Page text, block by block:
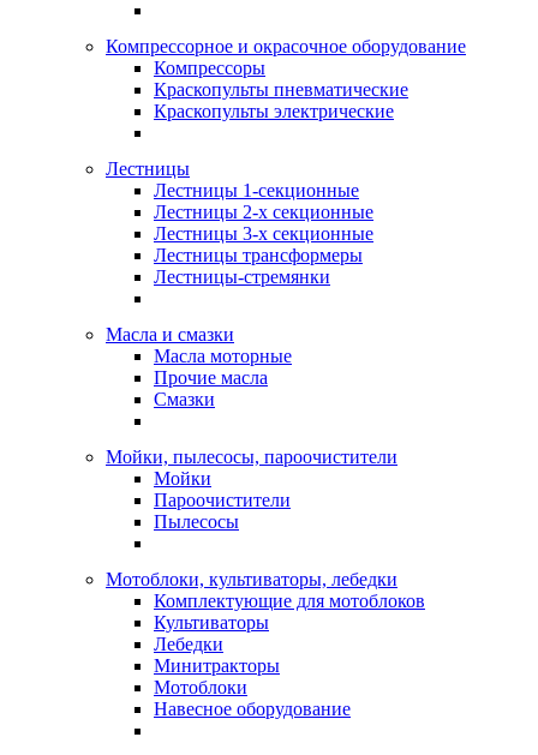
Компрессорное и окрасочное оборудование
Компрессоры
Краскопульты пневматические
Краскопульты электрические
Лестницы
Лестницы 1-секционные
Лестницы 2-х секционные
Лестницы 3-х секционные
Лестницы трансформеры
Лестницы-стремянки
Масла и смазки
Масла моторные
Прочие масла
Смазки
Мойки, пылесосы, пароочистители
Мойки
Пароочистители
Пылесосы
Мотоблоки, культиваторы, лебедки
Комплектующие для мотоблоков
Культиваторы
Лебедки
Минитракторы
Мотоблоки
Навесное оборудование